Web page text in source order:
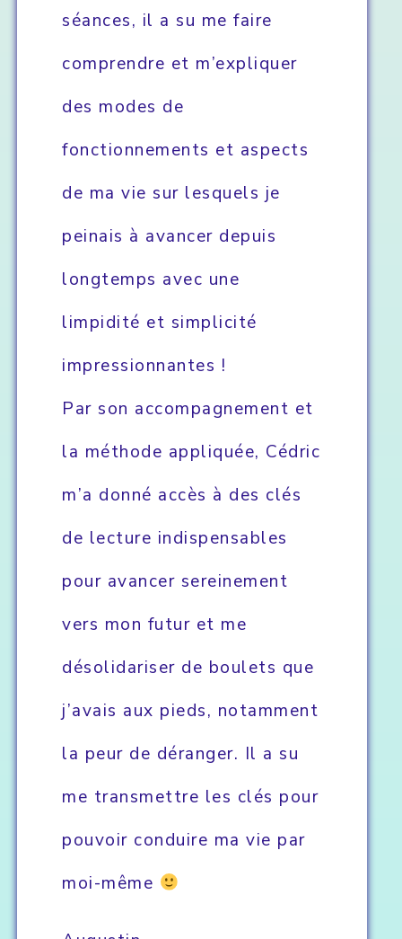
séances, il a su me faire
comprendre et m’expliquer
des modes de
fonctionnements et aspects
de ma vie sur lesquels je
peinais à avancer depuis
longtemps avec une
limpidité et simplicité
impressionnantes !
Par son accompagnement et
la méthode appliquée, Cédric
m’a donné accès à des clés
de lecture indispensables
pour avancer sereinement
vers mon futur et me
désolidariser de boulets que
j’avais aux pieds, notamment
la peur de déranger. Il a su
me transmettre les clés pour
pouvoir conduire ma vie par
moi-même